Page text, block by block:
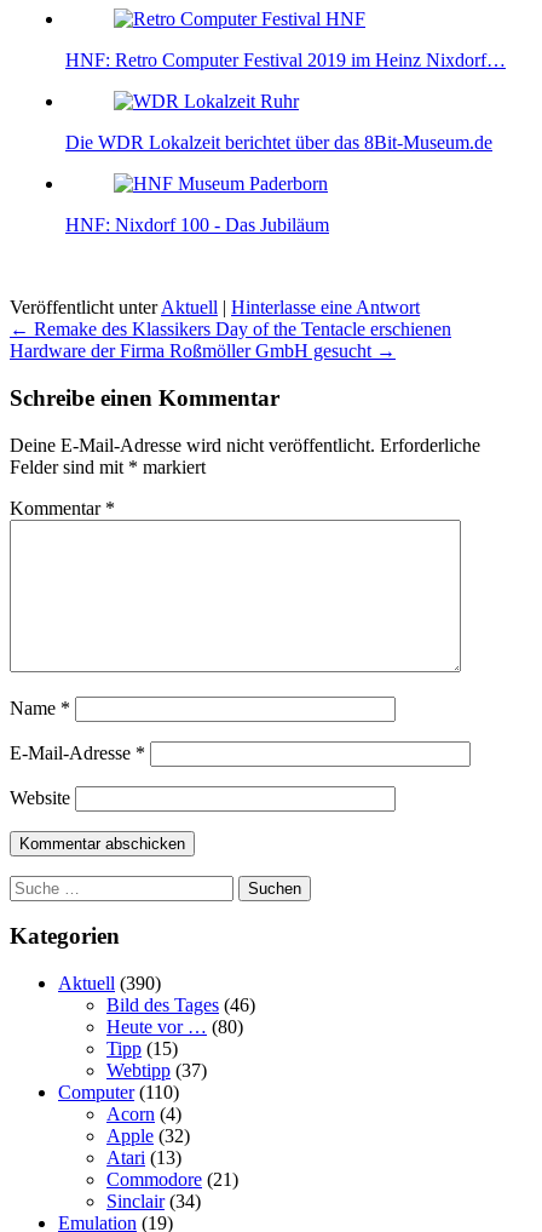
HNF: Retro Computer Festival 2019 im Heinz Nixdorf…
Die WDR Lokalzeit berichtet über das 8Bit-Museum.de
HNF: Nixdorf 100 - Das Jubiläum
Veröffentlicht unterAktuell | Hinterlasse eine Antwort
Beitragsnavigation
← Remake des Klassikers Day of the Tentacle erschienen
Hardware der Firma Roßmöller GmbH gesucht →
Schreibe einen Kommentar
Deine E-Mail-Adresse wird nicht veröffentlicht. Erforderliche
Felder sind mit * markiert
Kommentar *
Name *
E-Mail-Adresse *
Website
Suchen
Kategorien
Aktuell (390)
Bild des Tages (46)
Heute vor … (80)
Tipp (15)
Webtipp (37)
Computer(110)
Acorn (4)
Apple (32)
Atari (13)
Commodore (21)
Sinclair(34)
Emulation (19)